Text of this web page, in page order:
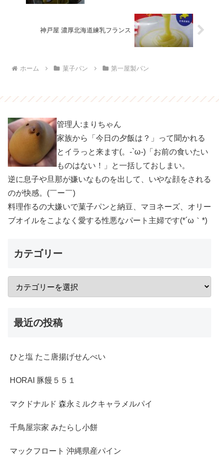
神戸屋 濃厚北海道練乳フランス
ホーム 菓子パン 第一屋製パン
管理人:まりちゃん
家族から「今日の夕飯は？」って聞かれる
とイラっと来ます(。-`ω-)「お前の食いたい
ものはない！」と一括しておしまい。
逆に息子や旦那が嫌いなものを出して、いやな顔をされる
のが快感。(￣ー￣)
料理作るの大嫌いで菓子パンと納豆、マヨネーズ、オリー
ブオイルをこよなく愛する性悪なパート主婦です(*´ω｀*)
カテゴリー
最近の投稿
ひと塩 たこ唐揚げせんべい
HORAI 豚饅５５１
マクドナルド 森永ミルクキャラメルパイ
千鳥屋宗家 みたらし小餅
マックフロート 沖縄県産パイン